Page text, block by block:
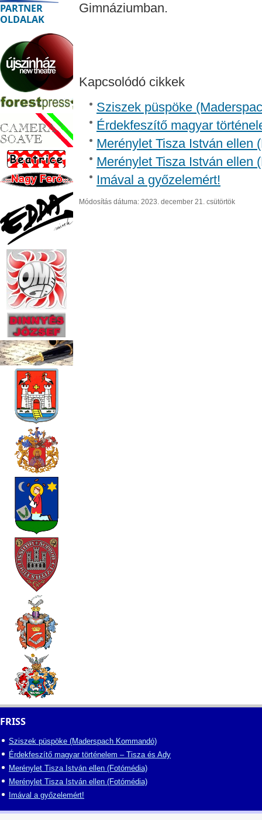
Gimnáziumban.
Kapcsolódó cikkek
Sziszek püspöke
Érdekfeszítő magyar
Merénylet Tisza István ellen
Merénylet Tisza István ellen
Imával a győzelemért!
Módosítás dátuma: 2023. december 21. csütörtök
PARTNER
OLDALAK
FRISS
Sziszek püspöke (Maderspach Kommandó)
Érdekfeszítő magyar történelem – Tisza és Ady
Merénylet Tisza István ellen (Fotómédia)
Merénylet Tisza István ellen (Fotómédia)
Imával a győzelemért!